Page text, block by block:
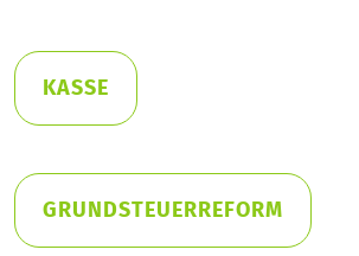
KASSE
GRUNDSTEUERREFORM